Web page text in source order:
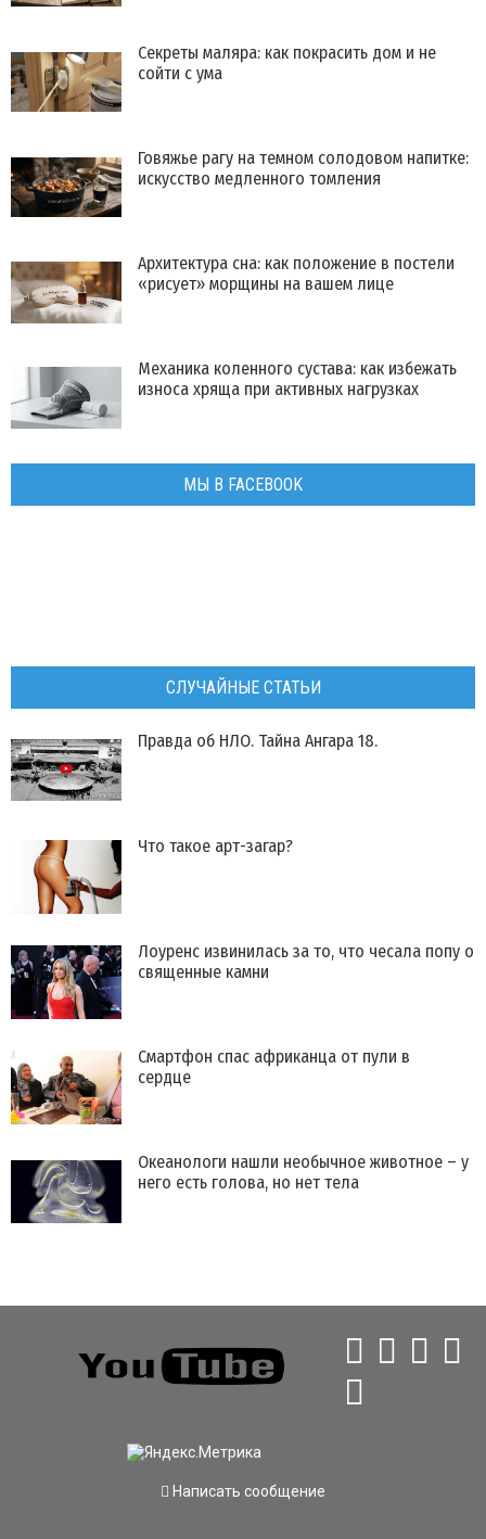
Секреты маляра: как покрасить дом и не
сойти с ума
Говяжье рагу на темном солодовом напитке:
искусство медленного томления
Архитектура сна: как положение в постели
«рисует» морщины на вашем лице
Механика коленного сустава: как избежать
износа хряща при активных нагрузках
МЫ В FACEBOOK
СЛУЧАЙНЫЕ СТАТЬИ
​Правда об НЛО. Тайна Ангара 18.
Что такое арт-загар?
Лоуренс извинилась за то, что чесала попу о
священные камни
Смартфон спас африканца от пули в
сердце
Океанологи нашли необычное животное – у
него есть голова, но нет тела
Написать сообщение